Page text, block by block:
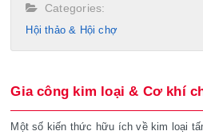
Categories:
Hội thảo & Hội chợ
Gia công kim loại & Cơ khí
Một số kiến thức hữu ích về kim loại